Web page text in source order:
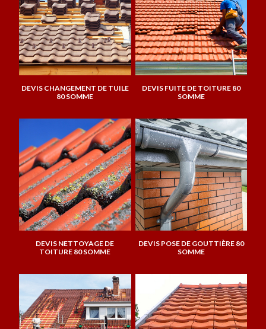
DEVIS CHANGEMENT DE TUILE
80 SOMME
DEVIS FUITE DE TOITURE 80
SOMME
DEVIS NETTOYAGE DE
TOITURE 80 SOMME
DEVIS POSE DE GOUTTIÈRE 80
SOMME